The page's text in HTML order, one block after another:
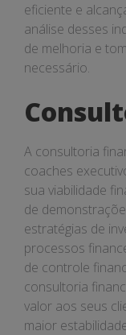
eficiente e
análise desses
de melhoria e
necessário.
A consultoria
coaches
sua viabilidade
de
estratégias de
processos
de controle
consultoria
valor aos seus
maior